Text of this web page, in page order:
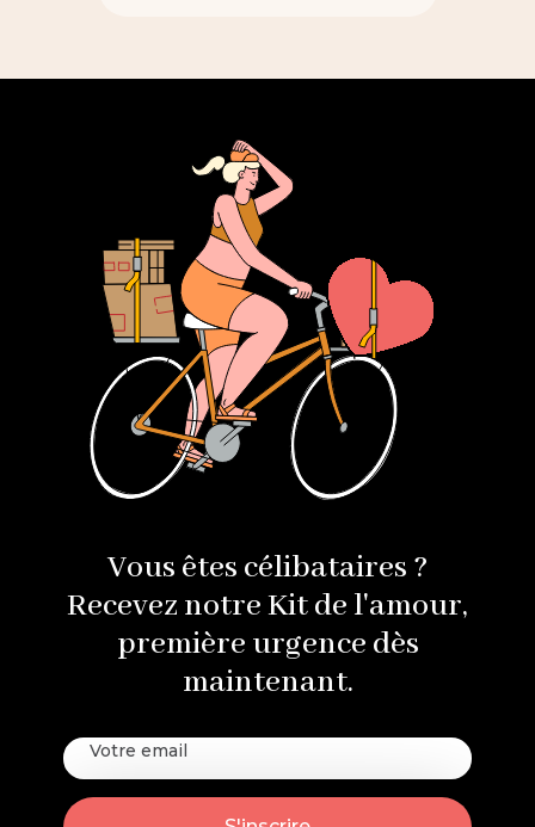
Vous êtes célibataires ?
Recevez notre Kit de l'amour,
première urgence dès
maintenant.